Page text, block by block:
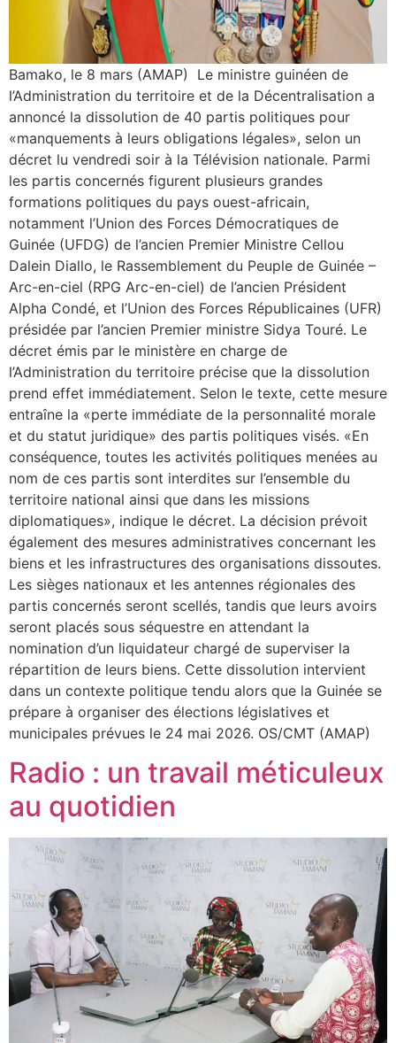
Bamako, le 8 mars (AMAP) Le ministre guinéen de
l’Administration du territoire et de la Décentralisation a
annoncé la dissolution de 40 partis politiques pour
«manquements à leurs obligations légales», selon un
décret lu vendredi soir à la Télévision nationale. Parmi
les partis concernés figurent plusieurs grandes
formations politiques du pays ouest-africain,
notamment l’Union des Forces Démocratiques de
Guinée (UFDG) de l’ancien Premier Ministre Cellou
Dalein Diallo, le Rassemblement du Peuple de Guinée –
Arc-en-ciel (RPG Arc-en-ciel) de l’ancien Président
Alpha Condé, et l’Union des Forces Républicaines (UFR)
présidée par l’ancien Premier ministre Sidya Touré. Le
décret émis par le ministère en charge de
l’Administration du territoire précise que la dissolution
prend effet immédiatement. Selon le texte, cette mesure
entraîne la «perte immédiate de la personnalité morale
et du statut juridique» des partis politiques visés. «En
conséquence, toutes les activités politiques menées au
nom de ces partis sont interdites sur l’ensemble du
territoire national ainsi que dans les missions
diplomatiques», indique le décret. La décision prévoit
également des mesures administratives concernant les
biens et les infrastructures des organisations dissoutes.
Les sièges nationaux et les antennes régionales des
partis concernés seront scellés, tandis que leurs avoirs
seront placés sous séquestre en attendant la
nomination d’un liquidateur chargé de superviser la
répartition de leurs biens. Cette dissolution intervient
dans un contexte politique tendu alors que la Guinée se
prépare à organiser des élections législatives et
municipales prévues le 24 mai 2026. OS/CMT (AMAP)
Radio : un travail méticuleux
au quotidien